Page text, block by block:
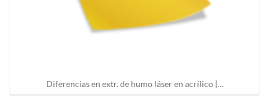
Diferencias en extr. de humo láser en acrílico |…